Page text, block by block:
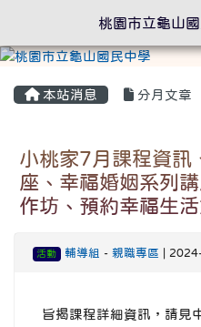
本站消息 分月文章
小桃家7月課程資訊
座、幸福婚姻系列
作坊、預約幸福生
活動 輔導組 - 親職專區 |
旨揭課程詳細資訊，請見
桃園市立龜山